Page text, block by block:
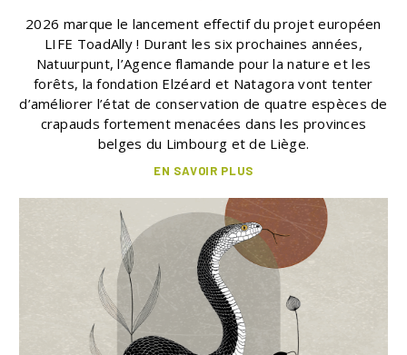
2026 marque le lancement effectif du projet européen
LIFE ToadAlly ! Durant les six prochaines années,
Natuurpunt, l’Agence flamande pour la nature et les
forêts, la fondation Elzéard et Natagora vont tenter
d’améliorer l’état de conservation de quatre espèces de
crapauds fortement menacées dans les provinces
belges du Limbourg et de Liège.
EN SAVOIR PLUS